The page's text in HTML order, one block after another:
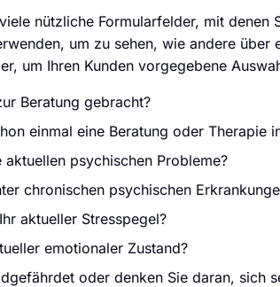
nützliche Formularfelder, mit denen
um zu sehen, wie andere
um Ihren Kunden vorgegebene
Beratung gebracht?
einmal eine Beratung oder Therapie
aktuellen psychischen Probleme?
chronischen psychischen
aktueller Stresspegel?
emotionaler Zustand?
oder denken Sie daran, sich